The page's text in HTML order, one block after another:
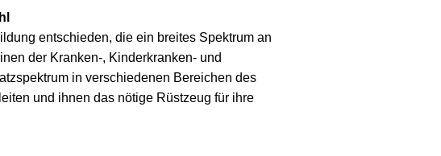
entschieden, die ein breites Spektrum an
der Kranken-, Kinderkranken- und
in verschiedenen Bereichen des
und ihnen das nötige Rüstzeug für ihre